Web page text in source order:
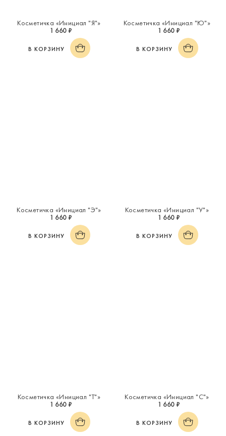
Косметичка «Инициал "Я"»
1 660 ₽
В КОРЗИНУ
Косметичка «Инициал "Ю"»
1 660 ₽
В КОРЗИНУ
Косметичка «Инициал "Э"»
1 660 ₽
В КОРЗИНУ
Косметичка «Инициал "У"»
1 660 ₽
В КОРЗИНУ
Косметичка «Инициал "Т"»
1 660 ₽
В КОРЗИНУ
Косметичка «Инициал "С"»
1 660 ₽
В КОРЗИНУ